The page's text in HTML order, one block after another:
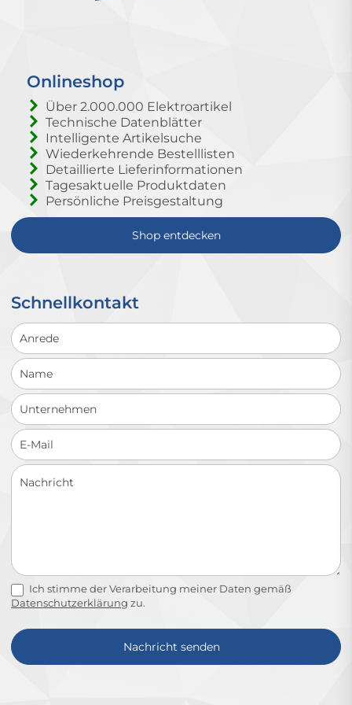
Onlineshop
Über 2.000.000 Elektroartikel
Technische Datenblätter
Intelligente Artikelsuche
Wiederkehrende Bestelllisten
Detaillierte Lieferinformationen
Tagesaktuelle Produktdaten
Persönliche Preisgestaltung
Shop entdecken
Schnellkontakt
Schnellkontakt
Ich stimme der Verarbeitung meiner Daten gemäß
Datenschutzerklärung zu.
Nachricht senden